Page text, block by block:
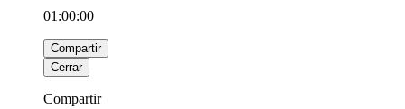
01:00:00
Compartir
Cerrar
Compartir